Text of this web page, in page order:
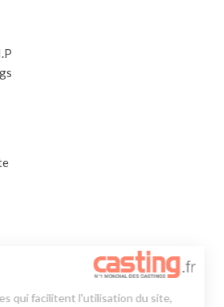
qui facilitent l'utilisation du site,